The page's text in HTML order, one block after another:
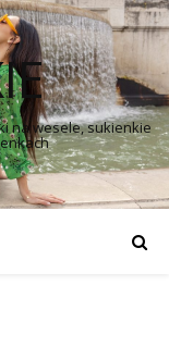
na wesele, sukienkie